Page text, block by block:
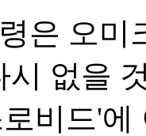
은 오미
없을
비드'